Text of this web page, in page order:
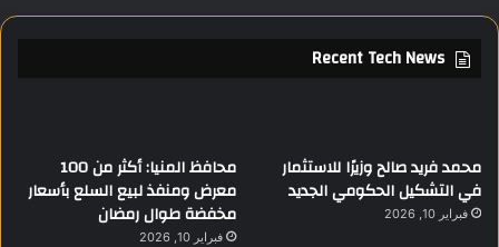
Recent Tech News
محمد فريد صالح وزيرًا للاستثمار
في التشكيل الحكومي الجديد
فبراير 10, 2026
محافظ المنيا: أكثر من 100
معرض ومنفذ لبيع السلع بأسعار
مخفضة طوال رمضان
فبراير 10, 2026